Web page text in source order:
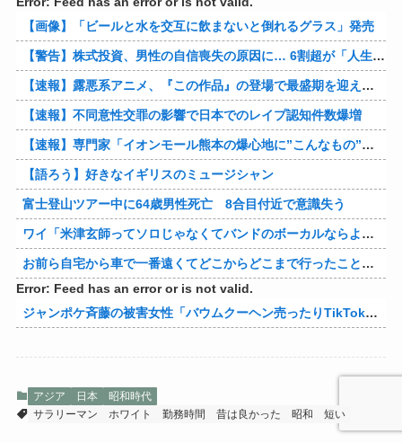
【画像】「ビールと水を交互に飲まないと倒れるグラス」発売
【警告】株式投資、男性の自信喪失の原因に… 6割超が「人生の敗者」自認
【速報】露悪系アニメ、『この作品』の登場で最盛期を迎えてしまう…
【速報】不同意性交罪の影響で日本でのレイプ認知件数爆増
【速報】専門家「イオンモール熊本の爆心地に”こんなもの”があったんだけど…」
【語ろう】好きなイギリスのミュージシャン
富士登山ツアー中に64歳男性死亡 8合目付近で意識失う
ワイ「米津玄師ってソロじゃなくてバンドのボーカルならよかったよね」
お前ら自宅から車で一番遠くてどこからどこまで行ったことある？
Error: Feed has an error or is not valid.
ジャンポケ斉藤の被害女性「バウムクーヘン売ったりTikTokライブしててムカついたから示談しなかった」
アジア 日本
昭和時代
サラリーマン
ホワイト 勤務時間 昔は良かった 昭和 短い